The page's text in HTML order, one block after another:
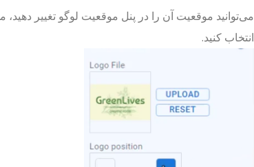
می‌توانید موقعیت آن را در پنل موقعیت لوگو تغییر
انتخاب کنید.